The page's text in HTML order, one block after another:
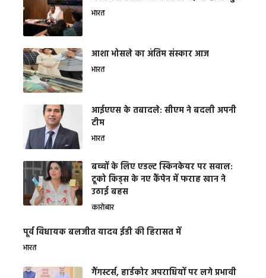
भारत
आशा भोसले का अंतिम संस्कार आज
भारत
आईएएस के तबादले: सीएम ने बदली अपनी
टीम
भारत
बच्चों के लिए एडल्ट स्किनकेयर पर सवाल:
टूको किड्स के नए कैंपेन में फराह खान ने
उठाई बहस
कारोबार
पूर्व विधायक बलजीत यादव ईडी की हिरासत में
भारत
गैंगस्टर्स, हार्डकोर अपराधियों पर लगे प्रभावी